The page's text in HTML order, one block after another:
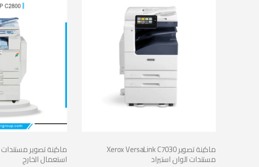
استعمال الخارج
Xerox VersaLink C7030 ماكينة تصوير
مستندات الوان استيراد